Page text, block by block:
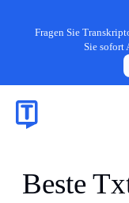
Fragen Sie
Sie sofort
Beste